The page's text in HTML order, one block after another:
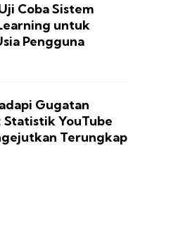
Coba Sistem
untuk
Pengguna
Gugatan
YouTube
Terungkap